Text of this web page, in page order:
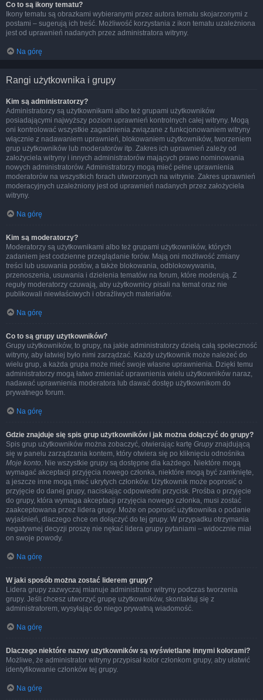
Co to są ikony tematu?
Ikony tematu są obrazkami wybieranymi przez autora tematu skojarzonymi z
postami – sugerują ich treść. Możliwość korzystania z ikon tematu uzależniona
jest od uprawnień nadanych przez administratora witryny.
Na górę
Rangi użytkownika i grupy
Kim są administratorzy?
Administratorzy są użytkownikami albo też grupami użytkowników
posiadającymi najwyższy poziom uprawnień kontrolnych całej witryny. Mogą
oni kontrolować wszystkie zagadnienia związane z funkcjonowaniem witryny
włącznie z nadawaniem uprawnień, blokowaniem użytkowników, tworzeniem
grup użytkowników lub moderatorów itp. Zakres ich uprawnień zależy od
założyciela witryny i innych administratorów mających prawo nominowania
nowych administratorów. Administratorzy mogą mieć pełne uprawnienia
moderatorów na wszystkich forach utworzonych na witrynie. Zakres uprawnień
moderacyjnych uzależniony jest od uprawnień nadanych przez założyciela
witryny.
Na górę
Kim są moderatorzy?
Moderatorzy są użytkownikami albo też grupami użytkowników, których
zadaniem jest codzienne przeglądanie forów. Mają oni możliwość zmiany
treści lub usuwania postów, a także blokowania, odblokowywania,
przenoszenia, usuwania i dzielenia tematów na forum, które moderują. Z
reguły moderatorzy czuwają, aby użytkownicy pisali na temat oraz nie
publikowali niewłaściwych i obraźliwych materiałów.
Na górę
Co to są grupy użytkowników?
Grupy użytkowników, to grupy, na jakie administratorzy dzielą całą społeczność
witryny, aby łatwiej było nimi zarządzać. Każdy użytkownik może należeć do
wielu grup, a każda grupa może mieć swoje własne uprawnienia. Dzięki temu
administratorzy mogą łatwo zmieniać uprawnienia wielu użytkowników naraz,
nadawać uprawnienia moderatora lub dawać dostęp użytkownikom do
prywatnego forum.
Na górę
Gdzie znajduje się spis grup użytkowników i jak można dołączyć do grupy?
Spis grup użytkowników można zobaczyć, otwierając kartę Grupyznajdującą
się w panelu zarządzania kontem, który otwiera się po kliknięciu odnośnika
Moje konto. Nie wszystkie grupy są dostępne dla każdego. Niektóre mogą
wymagać akceptacji przyjęcia nowego członka, niektóre mogą być zamknięte,
a jeszcze inne mogą mieć ukrytych członków. Użytkownik może poprosić o
przyjęcie do danej grupy, naciskając odpowiedni przycisk. Prośba o przyjęcie
do grupy, która wymaga akceptacji przyjęcia nowego członka, musi zostać
zaakceptowana przez lidera grupy. Może on poprosić użytkownika o podanie
wyjaśnień, dlaczego chce on dołączyć do tej grupy. W przypadku otrzymania
negatywnej decyzji proszę nie nękać lidera grupy pytaniami – widocznie miał
on swoje powody.
Na górę
W jaki sposób można zostać liderem grupy?
Lidera grupy zazwyczaj mianuje administrator witryny podczas tworzenia
grupy. Jeśli chcesz utworzyć grupę użytkowników, skontaktuj się z
administratorem, wysyłając do niego prywatną wiadomość.
Na górę
Dlaczego niektóre nazwy użytkowników są wyświetlane innymi kolorami?
Możliwe, że administrator witryny przypisał kolor członkom grupy, aby ułatwić
identyfikowanie członków tej grupy.
Na górę